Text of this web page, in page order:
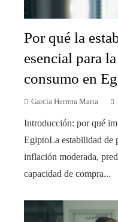
Por qué la
esencial para
consumo en
García Herrera Marta
Introducción: por qué
EgiptoLa estabilidad de
inflación moderada,
capacidad de compra...